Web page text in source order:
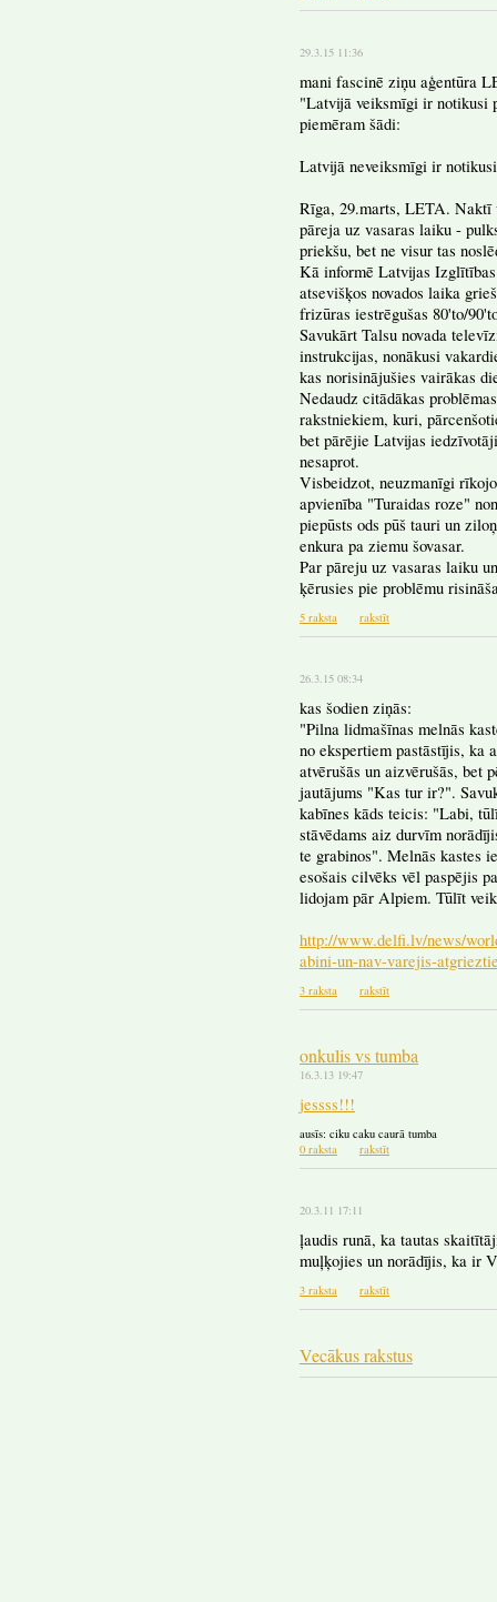
29.3.15 11:36
mani fascinē ziņu aģentūra
"Latvijā veiksmīgi ir notikusi
piemēram šādi:
Latvijā neveiksmīgi ir
Rīga, 29.marts, LETA. Naktī
pāreja uz vasaras laiku -
priekšu, bet ne visur tas
Kā informē Latvijas
atsevišķos novados laika
frizūras iestrēgušas 80'to/
Savukārt Talsu novada
instrukcijas, nonākusi
kas norisinājušies vairākas
Nedaudz citādākas
rakstniekiem, kuri,
bet pārējie Latvijas
nesaprot.
Visbeidzot, neuzmanīgi
apvienība "Turaidas roze"
piepūsts ods pūš tauri un
enkura pa ziemu šovasar.
Par pāreju uz vasaras laiku
ķērusies pie problēmu
5 raksta rakstīt
26.3.15 08:34
kas šodien ziņās:
"Pilna lidmašīnas melnās
no ekspertiem pastāstījis, ka
atvērušās un aizvērušās, bet
jautājums "Kas tur ir?".
kabīnes kāds teicis: "Labi,
stāvēdams aiz durvīm
te grabinos". Melnās kastes
esošais cilvēks vēl paspējis
lidojam pār Alpiem. Tūlīt
http://www.delfi.lv/news/
abini-un-nav-varejis-
3 raksta rakstīt
onkulis vs tumba
16.3.13 19:47
jessss!!!
ausīs: ciku caku caurā tumba
0 raksta
rakstīt
20.3.11 17:11
ļaudis runā, ka tautas
muļķojies un norādījis, ka ir
3 raksta rakstīt
Vecākus rakstus